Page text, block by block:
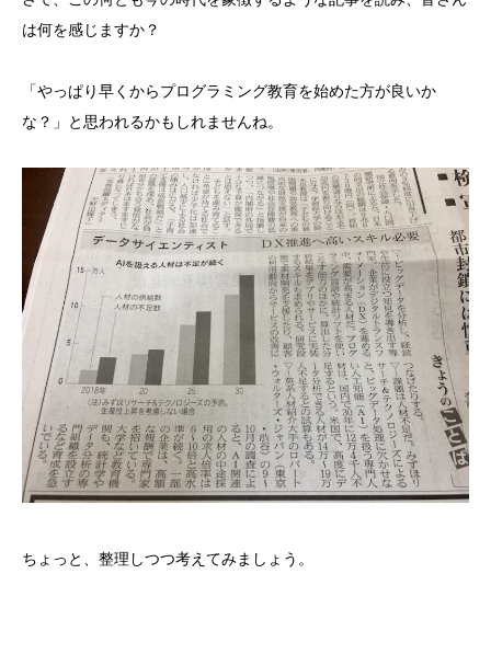
は何を感じますか？
「やっぱり早くからプログラミング教育を始めた方が良いか
な？」と思われるかもしれませんね。
ちょっと、整理しつつ考えてみましょう。